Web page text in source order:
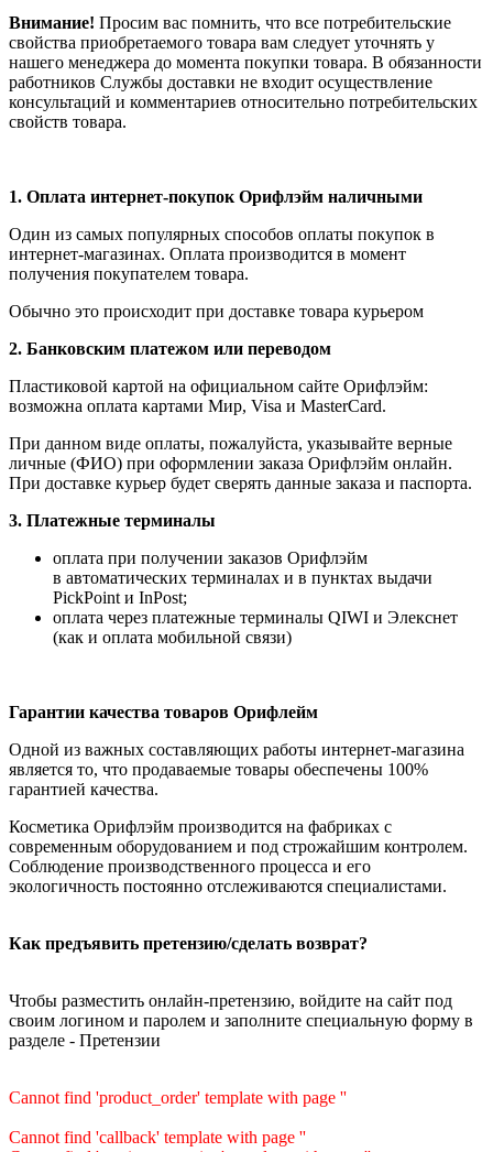
Внимание! Просим вас помнить, что все потребительские
свойства приобретаемого товара вам следует уточнять у
нашего менеджера до момента покупки товара. В обязанности
работников Службы доставки не входит осуществление
консультаций и комментариев относительно потребительских
свойств товара.
1. Оплата интернет-покупок Орифлэйм наличными
Один из самых популярных способов оплаты покупок в
интернет-магазинах. Оплата производится в момент
получения покупателем товара.
Обычно это происходит при доставке товара курьером
2. Банковским платежом или переводом
Пластиковой картой на официальном сайте Орифлэйм:
возможна оплата картами Мир, Visa и MasterCard.
При данном виде оплаты, пожалуйста, указывайте верные
личные (ФИО) при оформлении заказа Орифлэйм онлайн.
При доставке курьер будет сверять данные заказа и паспорта.
3. Платежные терминалы
оплата при получении заказов Орифлэйм
в автоматических терминалах и в пунктах выдачи
PickPoint и InPost;
оплата через платежные терминалы QIWI и Элекснет
(как и оплата мобильной связи)
Гарантии качества товаров Орифлейм
Одной из важных составляющих работы интернет-магазина
является то, что продаваемые товары обеспечены 100%
гарантией качества.
Косметика Орифлэйм производится на фабриках с
современным оборудованием и под строжайшим контролем.
Соблюдение производственного процесса и его
экологичность постоянно отслеживаются специалистами.
Как предъявить претензию/сделать возврат?
Чтобы разместить онлайн-претензию, войдите на сайт под
своим логином и паролем и заполните специальную форму в
разделе - Претензии
Cannot find 'product_order' template with page ''
Cannot find 'callback' template with page ''